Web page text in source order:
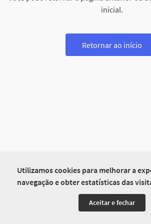
Utilizamos cookies para melhorar a
navegação e obter estatísticas das
Aceitar e fechar
inicial.
Retornar ao início